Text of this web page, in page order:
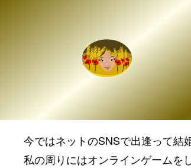
今ではネットのSNSで出逢って結
私の周りにはオンラインゲームを